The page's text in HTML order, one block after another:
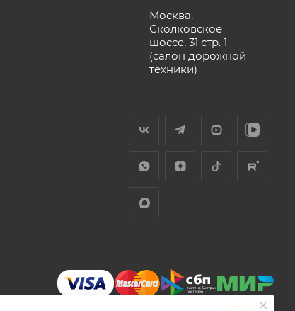
Москва,
Сколковское
шоссе, 31 стр. 1
(салон дорожной
техники)